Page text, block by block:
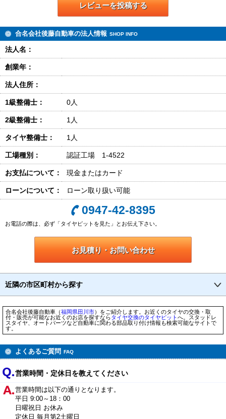
レビューを投稿する
合名会社後藤自動車の法人情報 SHOP INFO
法人名：
創業年：
法人住所：
1級整備士： 0人
2級整備士： 1人
タイヤ整備士： 1人
工場種別： 認証工場 1-4522
お支払について： 現金またはカード
ローンについて： ローン取り扱い可能
0947-42-8395
お電話の際は、必ず「タイヤピットを見た」とお伝え下さい。
お見積り・お問い合わせ
近隣の市区町村から探す
合名会社後藤自動車（福岡県田川市）をご紹介します。お近くのタイヤの交換・取
付・販売が可能なお近くのお店を探すならタイヤ交換のタイヤピットへ。スタッドレ
スタイヤ、オートパーツなど自動車に関わる部品取り付け情報も検索可能なサイトで
す。
よくあるご質問 FAQ
営業時間・定休日を教えてください
営業時間は以下の通りとなります。
平日 9:00～18：00
日曜祝日 お休み
定休日 毎月第2土曜日